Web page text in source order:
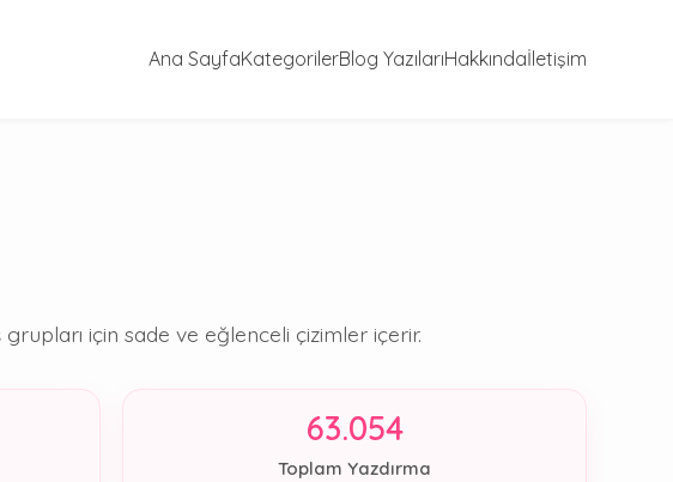
Ana SayfaKategorilerBlog YazılarıHakkındaİletişim
için sade ve eğlenceli çizimler içerir.
63.054
Toplam Yazdırma